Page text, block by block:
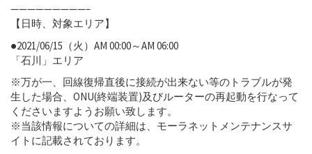
—————————–
【日時、対象エリア】
●2021/06/15（火）AM 00:00～AM 06:00
「石川」エリア
※万が一、回線復帰直後に接続が出来ない等のトラブルが発
生した場合、ONU(終端装置)及びルーターの再起動を行なって
くださいますようお願い致します。
※当該情報についての詳細は、モーラネットメンテナンスサ
イトに記載されております。